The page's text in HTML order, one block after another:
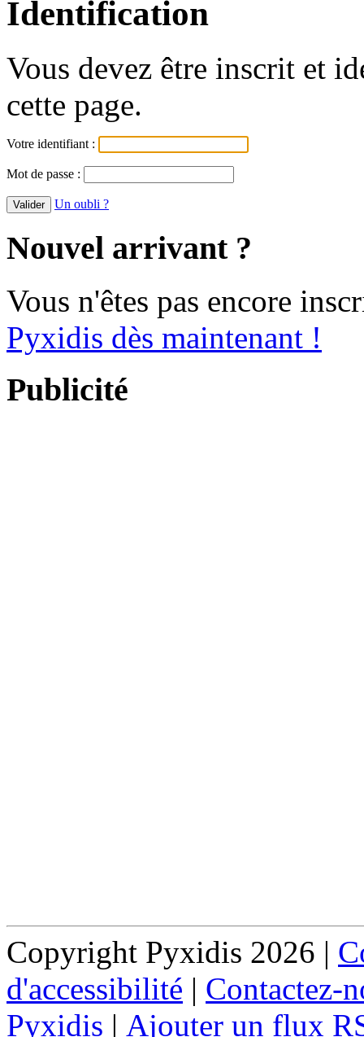
Identification
Vous devez être inscrit et
cette page.
Votre identifiant :
Mot de passe :
Un oubli ?
Nouvel arrivant ?
Vous n'êtes pas encore
Pyxidis dès maintenant !
Publicité
Copyright Pyxidis 2026 |
d'accessibilité | Contactez-
Pyxidis | Ajouter un flux